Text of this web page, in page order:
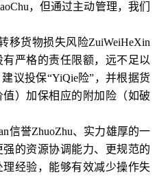
，但通过主动管理，我们
移货物损失风险ZuiWeiHeXin
严格的责任限额，远不足以
议投保“YiQie险”，并根据货
）加保相应的附加险（如破
信誉ZhuoZhu、实力雄厚的一
的资源协调能力、更规范的
经验，能够有效减少操作失